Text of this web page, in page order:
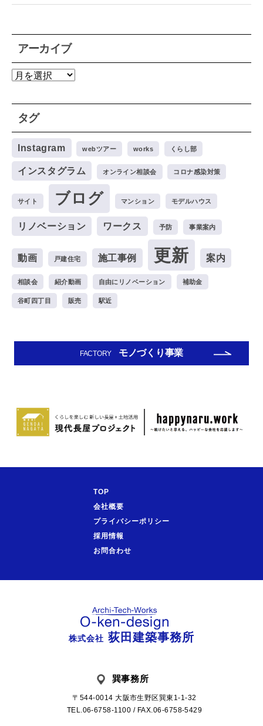
アーカイブ
ア
カ
イ
ブ
タグ
Instagram webツアー works くらし部
インスタグラム オンライン相談会 コロナ感染対策
サイト ブログ マンション モデルハウス
リノベーション ワークス 予防 事業案内
動画 戸建住宅 施工事例 更新 案内
相談会 紹介動画 自由にリノベーション 補助金
谷町四丁目 販売 駅近
FACTORY モノづくり事業
TOP
会社概要
プライバシーポリシー
採用情報
お問合わせ
株式会社 荻田建築事務所
巽事務所
〒544-0014 大阪市生野区巽東1-1-32
TEL.06-6758-1100 / FAX.06-6758-5429